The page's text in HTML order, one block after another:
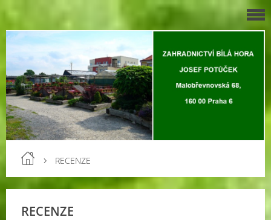
RECENZE
RECENZE